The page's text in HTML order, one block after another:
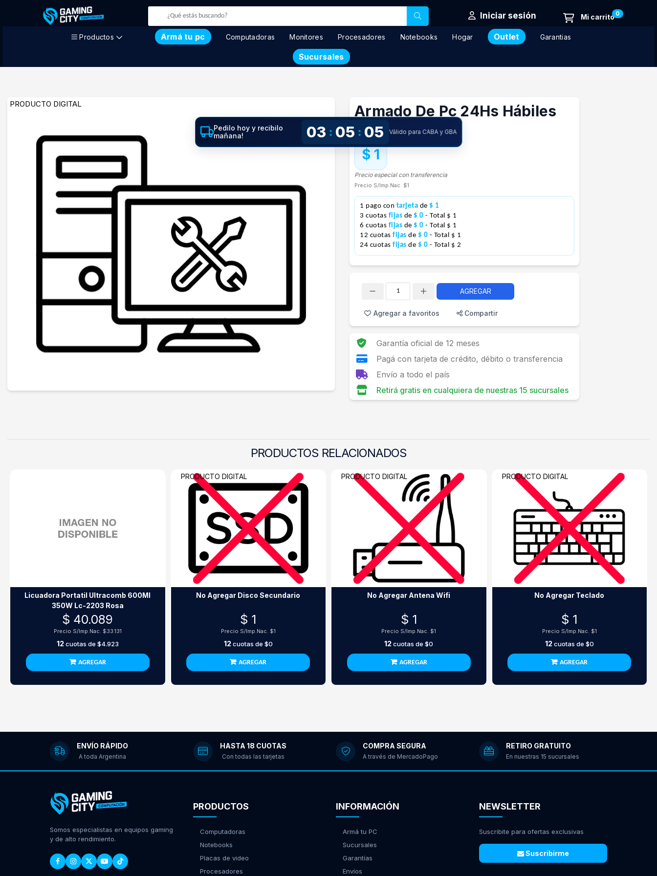
Iniciar sesión 0
Productos Armá tu pc Computadoras Monitores Procesadores Notebooks Hogar Outlet Garantias
Sucursales
PRODUCTO DIGITAL Armado De Pc 24Hs Hábiles
En stock
$ 1
Precio especial con transferencia
Precio S/Imp.Nac. $1
1 pago con tarjeta de $ 1
3 cuotas fijas de $ 0 - Total $ 1
6 cuotas fijas de $ 0 - Total $ 1
12 cuotas fijas de $ 0 - Total $ 1
24 cuotas fijas de $ 0 - Total $ 2
Pedilo hoy y recibilo
mañana!
03 : 05 : 04 Válido para CABA y GBA
AGREGAR
Agregar a favoritos Compartir
Garantía oficial de 12 meses
Pagá con tarjeta de crédito, débito o transferencia
Envío a todo el país
Retirá gratis en cualquiera de nuestras 15 sucursales
PRODUCTOS RELACIONADOS
Licuadora Portatil Ultracomb 600Ml
350W Lc-2203 Rosa
$ 40.089
Precio S/Imp.Nac. $33.131
12cuotas de $4.923
AGREGAR
PRODUCTO DIGITAL
No Agregar Disco Secundario
$ 1
Precio S/Imp.Nac. $1
12cuotas de $0
AGREGAR
PRODUCTO DIGITAL
No Agregar Antena Wifi
$ 1
Precio S/Imp.Nac. $1
12cuotas de$0
AGREGAR
PRODUCTO DIGITAL
No Agregar Teclado
$ 1
Precio S/Imp.Nac. $1
12cuotas de $0
AGREGAR
ENVÍO RÁPIDO
A toda Argentina
HASTA 18 CUOTAS
Con todas las tarjetas
COMPRA SEGURA
A través de MercadoPago
RETIRO GRATUITO
En nuestras 15 sucursales
Somos especialistas en equipos gaming
y de alto rendimiento.
PRODUCTOS
Computadoras
Notebooks
Placas de video
Procesadores
INFORMACIÓN
Armá tu PC
Sucursales
Garantías
Envíos
NEWSLETTER
Suscribite para ofertas exclusivas
Suscribirme